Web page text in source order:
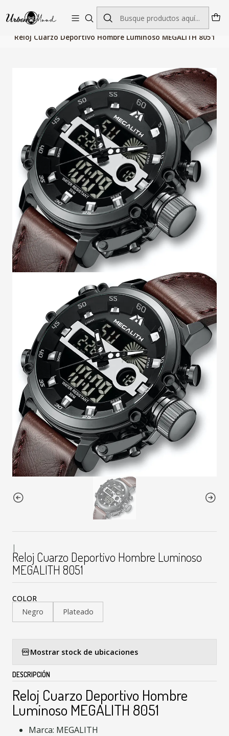
Envío GRATIS desde $60.000 | Entregas rápidas 1–5 días hábiles
Relojes Hombre Relojes Cuarzo
Reloj Cuarzo Deportivo Hombre Luminoso MEGALITH 8051
|
Reloj Cuarzo Deportivo Hombre Luminoso
MEGALITH 8051
COLOR
Negro
Plateado
Mostrar stock de ubicaciones
DESCRIPCIÓN
Reloj Cuarzo Deportivo Hombre
Luminoso MEGALITH 8051
Marca: MEGALITH